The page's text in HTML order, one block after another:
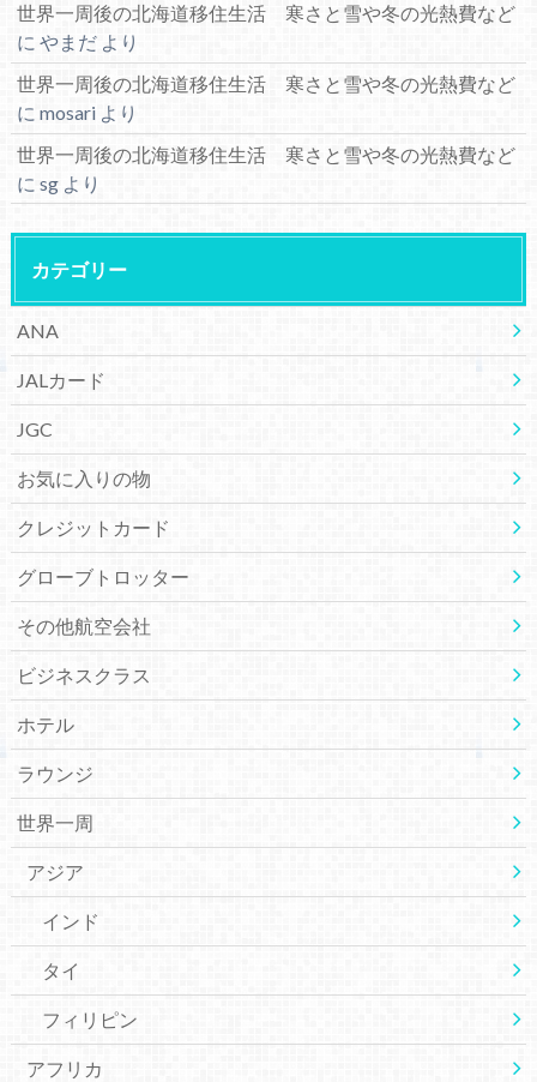
世界一周後の北海道移住生活 寒さと雪や冬の光熱費など
に やまだより
世界一周後の北海道移住生活 寒さと雪や冬の光熱費など
に mosariより
世界一周後の北海道移住生活 寒さと雪や冬の光熱費など
に sgより
カテゴリー
ANA
JALカード
JGC
お気に入りの物
クレジットカード
グローブトロッター
その他航空会社
ビジネスクラス
ホテル
ラウンジ
世界一周
アジア
インド
タイ
フィリピン
アフリカ